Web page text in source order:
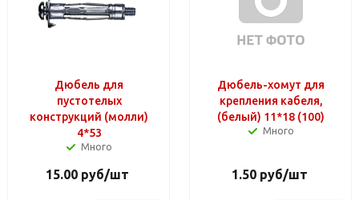
Дюбель для
пустотелых
конструкций (молли)
4*53
Много
15.00 руб/шт
Дюбель-хомут для
крепления кабеля,
(белый) 11*18 (100)
Много
1.50руб/шт